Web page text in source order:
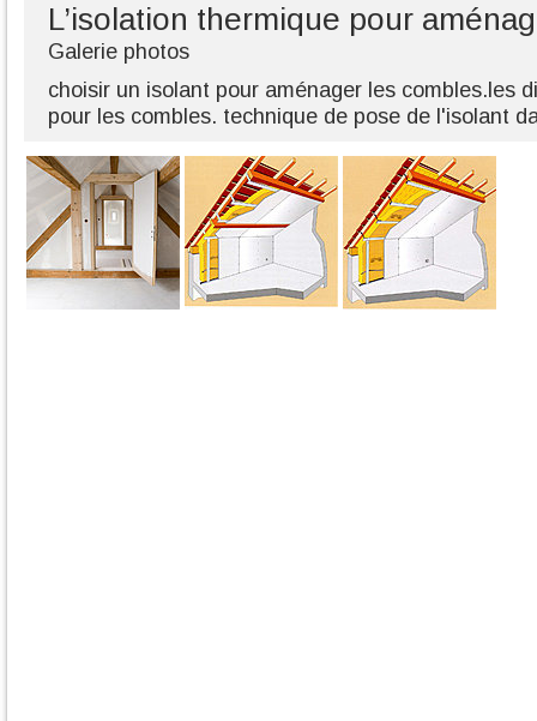
L’isolation thermique pour
Galerie photos
choisir un isolant pour aménager les combles.les
pour les combles. technique de pose de l'isolant